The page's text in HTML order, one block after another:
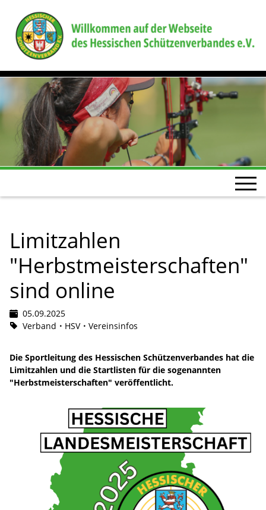
Limitzahlen
"Herbstmeisterschaften"
sind online
05.09.2025
Verband
HSV Vereinsinfos
Die Sportleitung des Hessischen Schützenverbandes hat die
Limitzahlen und die Startlisten für die sogenannten
"Herbstmeisterschaften" veröffentlicht.